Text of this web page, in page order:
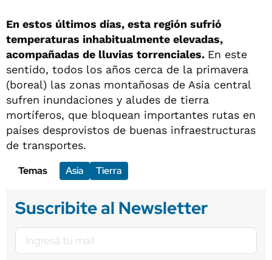
En estos últimos días, esta región sufrió
temperaturas inhabitualmente elevadas,
acompañadas de lluvias torrenciales. En este
sentido, todos los años cerca de la primavera
(boreal) las zonas montañosas de Asia central
sufren inundaciones y aludes de tierra
mortíferos, que bloquean importantes rutas en
países desprovistos de buenas infraestructuras
de transportes.
Temas
Asia Tierra
Suscribite al Newsletter